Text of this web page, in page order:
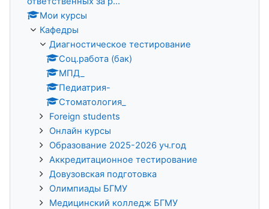
Мои курсы
Кафедры
Диагностическое тестирование
Соц.работа (бак)
МПД_
Педиатрия-
Стоматология_
Foreign students
Онлайн курсы
Образование 2025-2026 уч.год
Аккредитационное тестирование
Довузовская подготовка
Олимпиады БГМУ
Медицинский колледж БГМУ